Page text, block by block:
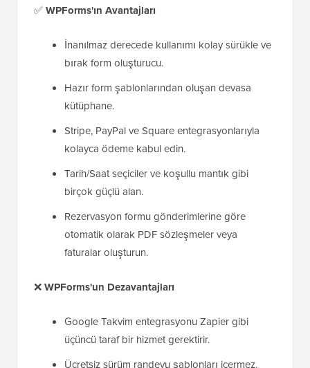
✅WPForms'ın Avantajları
İnanılmaz derecede kullanımı kolay sürükle ve
bırak form oluşturucu.
Hazır form şablonlarından oluşan devasa
kütüphane.
Stripe, PayPal ve Square entegrasyonlarıyla
kolayca ödeme kabul edin.
Tarih/Saat seçiciler ve koşullu mantık gibi
birçok güçlü alan.
Rezervasyon formu gönderimlerine göre
otomatik olarak PDF sözleşmeler veya
faturalar oluşturun.
❌WPForms'un Dezavantajları
Google Takvim entegrasyonu Zapier gibi
üçüncü taraf bir hizmet gerektirir.
Ücretsiz sürüm randevu şablonları içermez.